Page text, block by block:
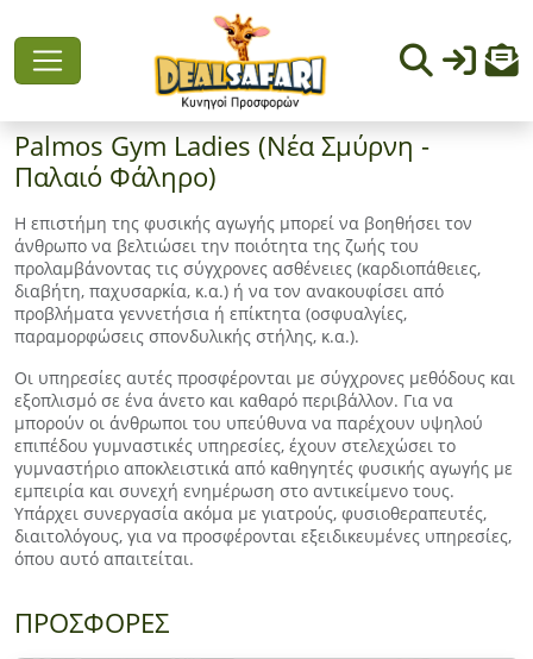
Palmos Gym Ladies (Νέα Σμύρνη -
Παλαιό Φάληρο)
Η επιστήμη της φυσικής αγωγής μπορεί να βοηθήσει τον
άνθρωπο να βελτιώσει την ποιότητα της ζωής του
προλαμβάνοντας τις σύγχρονες ασθένειες (καρδιοπάθειες,
διαβήτη, παχυσαρκία, κ.α.) ή να τον ανακουφίσει από
προβλήματα γεννετήσια ή επίκτητα (οσφυαλγίες,
παραμορφώσεις σπονδυλικής στήλης, κ.α.).
Οι υπηρεσίες αυτές προσφέρονται με σύγχρονες μεθόδους και
εξοπλισμό σε ένα άνετο και καθαρό περιβάλλον. Για να
μπορούν οι άνθρωποι του υπεύθυνα να παρέχουν υψηλού
επιπέδου γυμναστικές υπηρεσίες, έχουν στελεχώσει το
γυμναστήριο αποκλειστικά από καθηγητές φυσικής αγωγής με
εμπειρία και συνεχή ενημέρωση στο αντικείμενο τους.
Υπάρχει συνεργασία ακόμα με γιατρούς, φυσιοθεραπευτές,
διαιτολόγους, για να προσφέρονται εξειδικευμένες υπηρεσίες,
όπου αυτό απαιτείται.
ΠΡΟΣΦΟΡΕΣ